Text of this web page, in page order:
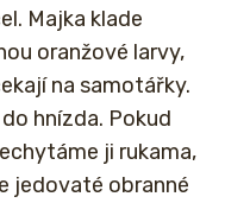
Majka klade
oranžové larvy,
na samotářky.
hnízda. Pokud
ji rukama,
jedovaté obranné